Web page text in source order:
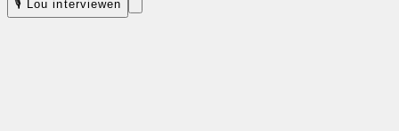
🎙 Lou interviewen